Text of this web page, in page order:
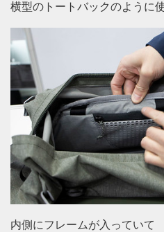
横型のトートバックのように
内側にフレームが入っていて